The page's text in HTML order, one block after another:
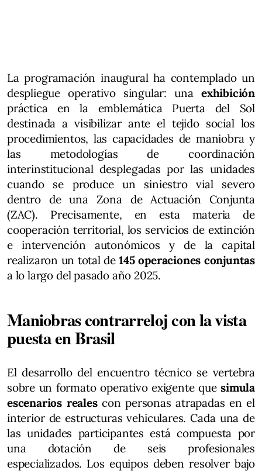
La programación inaugural ha contemplado un
despliegue operativo singular: una exhibición
práctica en la emblemática Puerta del Sol
destinada a visibilizar ante el tejido social los
procedimientos, las capacidades de maniobra y
las metodologías de coordinación
interinstitucional desplegadas por las unidades
cuando se produce un siniestro vial severo
dentro de una Zona de Actuación Conjunta
(ZAC). Precisamente, en esta materia de
cooperación territorial, los servicios de extinción
e intervención autonómicos y de la capital
realizaron un total de145 operaciones conjuntas
a lo largo del pasado año 2025.
Maniobras contrarreloj con la vista
puesta en Brasil
El desarrollo del encuentro técnico se vertebra
sobre un formato operativo exigente quesimula
escenarios realescon personas atrapadas en el
interior de estructuras vehiculares. Cada una de
las unidades participantes está compuesta por
una dotación de seis profesionales
especializados. Los equipos deben resolver bajo